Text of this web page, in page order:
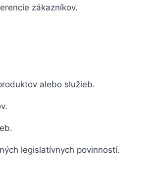
zákazníkov.
alebo služieb.
legislatívnych povinností.